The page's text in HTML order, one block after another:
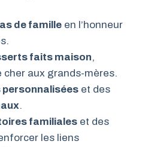
de famille en l’honneur
faits maison,
cher aux grands-mères.
et des
.
familiales et des
les liens